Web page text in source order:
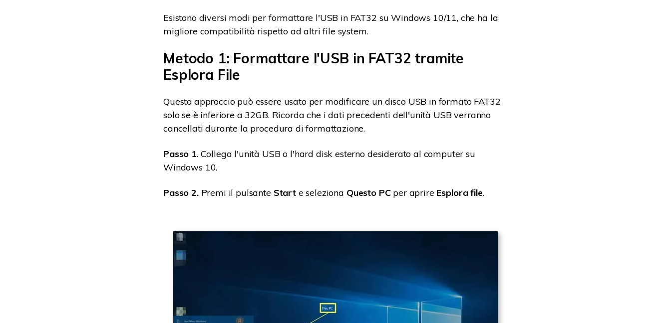
Esistono diversi modi per formattare l'USB in FAT32 su Windows 10/11, che ha la
migliore compatibilità rispetto ad altri file system.
Metodo 1: Formattare l'USB in FAT32 tramite
Esplora File
Questo approccio può essere usato per modificare un disco USB in formato FAT32
solo se è inferiore a 32GB. Ricorda che i dati precedenti dell'unità USB verranno
cancellati durante la procedura di formattazione.
Passo 1. Collega l'unità USB o l'hard disk esterno desiderato al computer su
Windows 10.
Passo 2.Premi il pulsante Starte seleziona Questo PCper aprire Esplora file.